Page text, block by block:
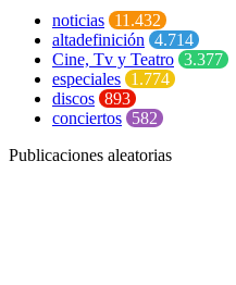
noticias 11.432
altadefinición 4.714
Cine, Tv y Teatro 3.377
especiales 1.774
discos 893
conciertos 582
Publicaciones aleatorias